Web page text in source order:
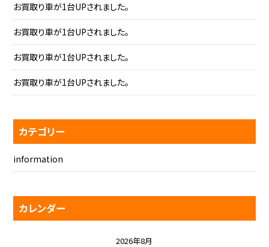
お買取り車が1台UPされました。
お買取り車が1台UPされました。
お買取り車が1台UPされました。
お買取り車が1台UPされました。
カテゴリー
information
カレンダー
2026年8月